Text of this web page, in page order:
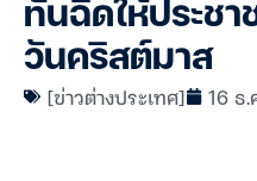
ทันฉีดให้ประช
วันคริสต์มาส
[ข่าวต่างประเทศ] 16 ธ